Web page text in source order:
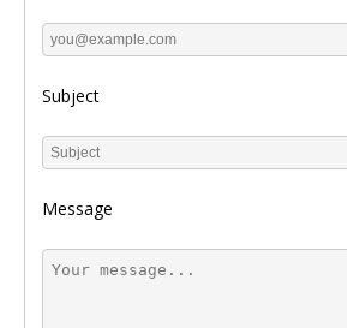
Subject
Message